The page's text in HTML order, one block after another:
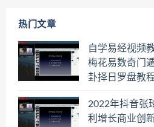
热门文章
自学易经视频
梅花易数奇门
卦择日罗盘教
2022年抖音张
利增长商业创